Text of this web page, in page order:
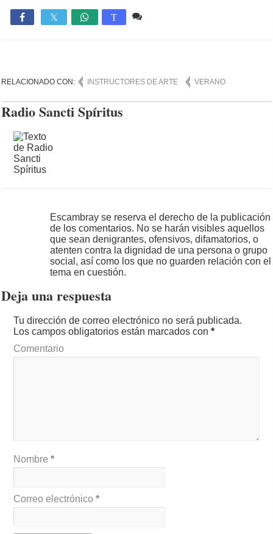
 T
RELACIONADO CON: INSTRUCTORES DE ARTE VERANO
Radio Sancti Spíritus
Escambray se reserva el derecho de la publicación
de los comentarios. No se harán visibles aquellos
que sean denigrantes, ofensivos, difamatorios, o
atenten contra la dignidad de una persona o grupo
social, así como los que no guarden relación con el
tema en cuestión.
Deja una respuesta
Tu dirección de correo electrónico no será publicada.
Los campos obligatorios están marcados con*
Comentario
Nombre*
Correo electrónico*